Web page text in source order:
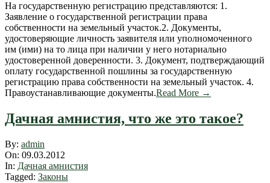
На государственную регистрацию представляются: 1.
Заявление о государственной регистрации права
собственности на земельный участок.2. Документы,
удостоверяющие личность заявителя или уполномоченного
им (ими) на то лица при наличии у него нотариально
удостоверенной доверенности. 3. Документ, подтверждающий
оплату государственной пошлины за государственную
регистрацию права собственности на земельный участок. 4.
Правоустанавливающие документы.Read More →
Дачная амнистия, что же это такое?
2012-
03-
09
By: admin
On: 09.03.2012
In: Дачная амнистия
Tagged: Законы